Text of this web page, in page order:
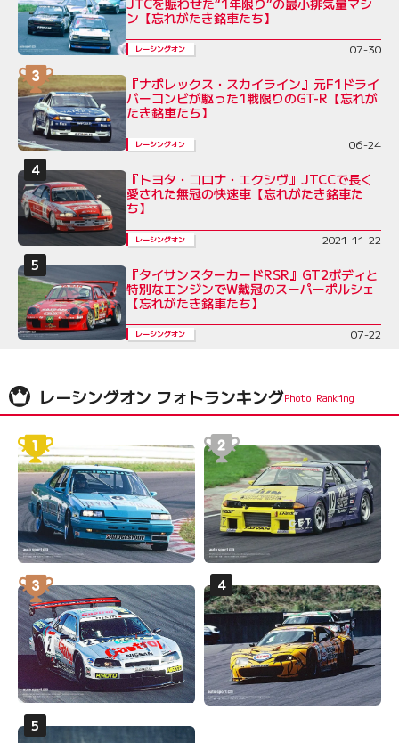
ン【忘れがたき銘車たち】
レーシングオン 07-30
『ナポレックス・スカイライン』元F1ドライ
バーコンビが駆った1戦限りのGT-R【忘れが
たき銘車たち】
レーシングオン 06-24
『トヨタ・コロナ・エクシヴ』JTCCで長く
愛された無冠の快速車【忘れがたき銘車た
ち】
レーシングオン 2021-11-22
『タイサンスターカードRSR』GT2ボディと
特別なエンジンでW戴冠のスーパーポルシェ
【忘れがたき銘車たち】
レーシングオン 07-22
レーシングオン フォトランキング